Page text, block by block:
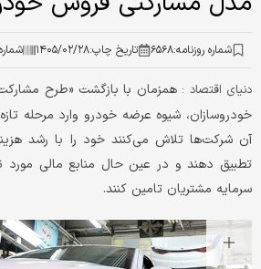
شماره روزنامه:۶۵۶۸ تاریخ چاپ:۱۴۰۵/۰۲/۲۸
دنیای اقتصاد :همزمان با بازگشت «طرح
خودروسازان، شیوه عرضه خودرو وارد مرحله
آن شرکت‌ها تلاش می‌کنند خود را با رشد
تطبیق دهند و در عین حال منابع مالی مورد
سرمایه مشتریان تامین کنند.